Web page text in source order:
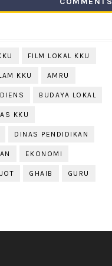
FILM LOKAL KKU
KKU AMRU
BUDAYA LOKAL
KKU
DINAS PENDIDIKAN
EKONOMI
GHAIB GURU